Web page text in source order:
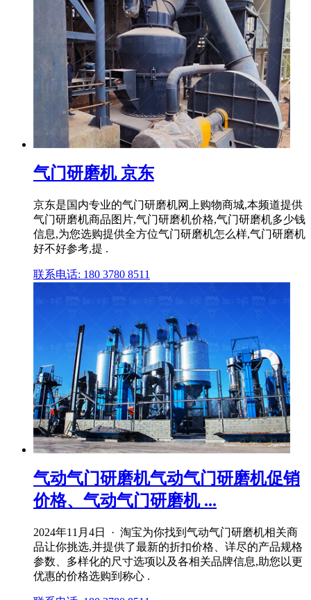
气门研磨机 京东
京东是国内专业的气门研磨机网上购物商城,本频道提供
气门研磨机商品图片,气门研磨机价格,气门研磨机多少钱
信息,为您选购提供全方位气门研磨机怎么样,气门研磨机
好不好参考,提 .
联系电话: 180 3780 8511
气动气门研磨机气动气门研磨机促销
价格、气动气门研磨机 ...
2024年11月4日 · 淘宝为你找到气动气门研磨机相关商
品让你挑选,并提供了最新的折扣价格、详尽的产品规格
参数、多样化的尺寸选项以及各相关品牌信息,助您以更
优惠的价格选购到称心 .